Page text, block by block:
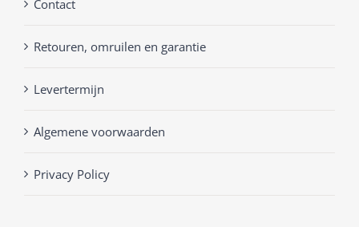
Contact
Retouren, omruilen en garantie
Levertermijn
Algemene voorwaarden
Privacy Policy